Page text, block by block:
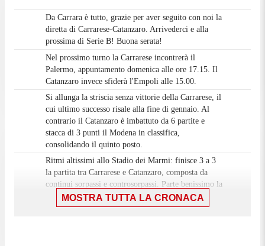
Da Carrara è tutto, grazie per aver seguito con noi la
diretta di Carrarese-Catanzaro. Arrivederci e alla
prossima di Serie B! Buona serata!
Nel prossimo turno la Carrarese incontrerà il
Palermo, appuntamento domenica alle ore 17.15. Il
Catanzaro invece sfiderà l'Empoli alle 15.00.
Si allunga la striscia senza vittorie della Carrarese, il
cui ultimo successo risale alla fine di gennaio. Al
contrario il Catanzaro è imbattuto da 6 partite e
stacca di 3 punti il Modena in classifica,
consolidando il quinto posto.
Ritmi altissimi allo Stadio dei Marmi: finisce 3 a 3
la partita tra Carrarese e Catanzaro, composta da
continui sorpassi e controsorpassi. Parte benissimo la
squadra di casa con un gol stupendo a giro di
Melegoni, ci mette poco la squadra calabrese a
MOSTRA TUTTA LA CRONACA